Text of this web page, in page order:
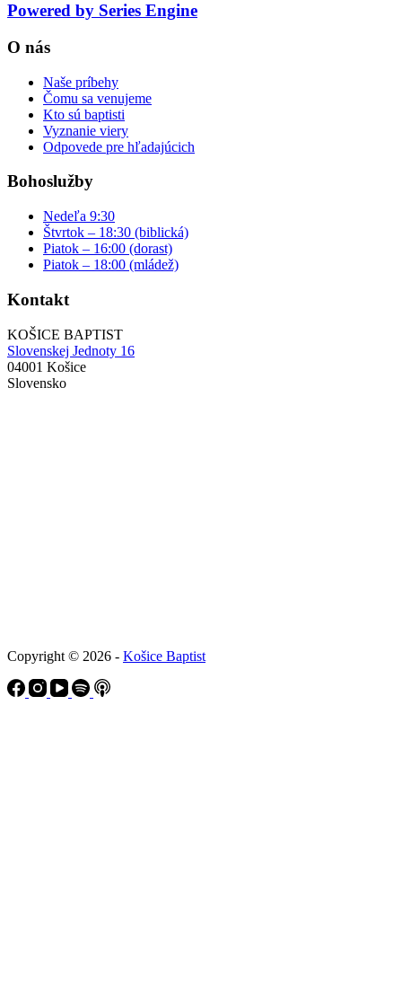
Powered by Series Engine
O nás
Naše príbehy
Čomu sa venujeme
Kto sú baptisti
Vyznanie viery
Odpovede pre hľadajúcich
Bohoslužby
Nedeľa 9:30
Štvrtok – 18:30 (biblická)
Piatok – 16:00 (dorast)
Piatok – 18:00 (mládež)
Kontakt
KOŠICE BAPTIST
Slovenskej Jednoty 16
04001 Košice
Slovensko
Copyright © 2026 - Košice Baptist